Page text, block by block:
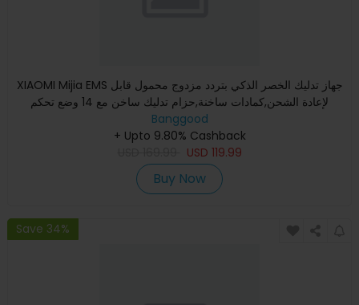
XIAOMI Mijia EMS جهاز تدليك الخصر الذكي بتردد مزدوج محمول قابل
لإعادة الشحن,كمادات ساخنة,حزام تدليك ساخن مع 14 وضع تحكم
Banggood
+ Upto 9.80% Cashback
USD 119.99
Buy Now
Save 34%